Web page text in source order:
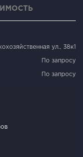
ул., 38к1
По запросу
По запросу